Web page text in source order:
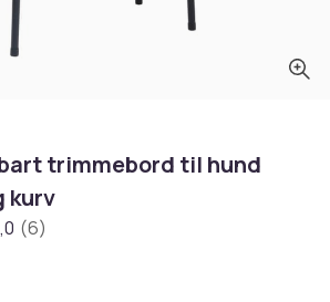
trimmebord til hund
kurv
(6)